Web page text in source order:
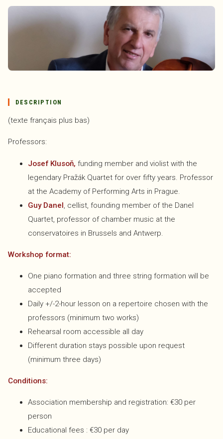
Artistes
DESCRIPTION
(texte français plus bas)
Professors:
Josef Klusoň, funding member and violist with the
legendary Pražák Quartet for over fifty years. Professor
at the Academy of Performing Arts in Prague.
Guy Danel , cellist, founding member of the Danel
Quartet, professor of chamber music at the
conservatoires in Brussels and Antwerp.
Workshop format:
One piano formation and three string formation will be
accepted
Daily +/-2-hour lesson on a repertoire chosen with the
professors (minimum two works)
Rehearsal room accessible all day
Different duration stays possible upon request
(minimum three days)
Conditions:
Association membership and registration: €30 per
person
Educational fees : €30 per day